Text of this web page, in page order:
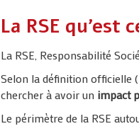
La RSE qu’est
La RSE, Responsabilité
Selon la définition officielle
chercher à avoir un impact
Le périmètre de la RSE